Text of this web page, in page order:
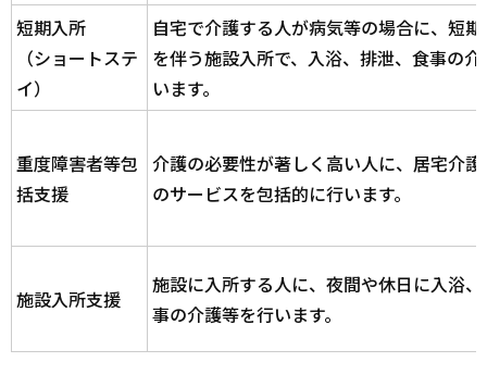
短期入所
（ショートステ
イ）
自宅で介護する人が病気等の場合に、短
を伴う施設入所で、入浴、排泄、食事の
います。
重度障害者等包
括支援
介護の必要性が著しく高い人に、居宅介
のサービスを包括的に行います。
施設入所支援
施設に入所する人に、夜間や休日に入浴
事の介護等を行います。